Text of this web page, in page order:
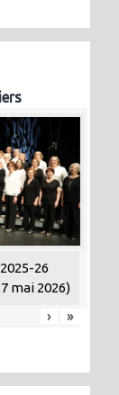
26
mai 2026)
› »